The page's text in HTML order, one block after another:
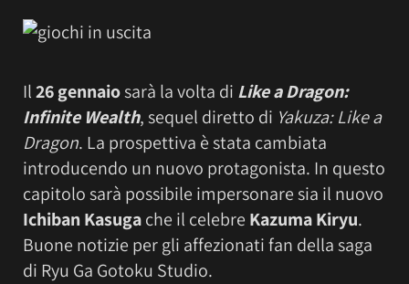
Il26 gennaiosarà la volta di Like a Dragon:
Infinite Wealth, sequel diretto di Yakuza: Like a
Dragon. La prospettiva è stata cambiata
introducendo un nuovo protagonista. In questo
capitolo sarà possibile impersonare sia il nuovo
Ichiban Kasugache il celebre Kazuma Kiryu.
Buone notizie per gli affezionati fan della saga
di Ryu Ga Gotoku Studio.